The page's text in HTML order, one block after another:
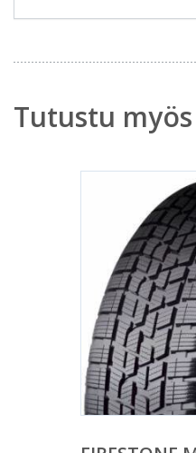
Tutustu myös